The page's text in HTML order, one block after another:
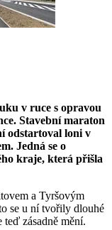
v ruce s opravou
Stavební maraton
odstartoval loni v
Jedná se o
kraje, která přišla
a Tyršovým
se u ní tvořily dlouhé
teď zásadně mění.